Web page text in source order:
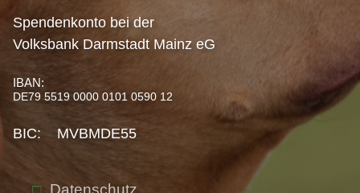
Spendenkonto bei der
Volksbank Darmstadt Mainz eG
IBAN:
DE79 5519 0000 0101 0590 12
BIC: MVBMDE55
Datenschutz